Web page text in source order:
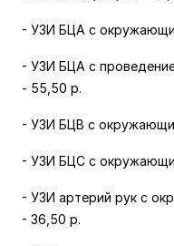
- УЗИ БЦА с
- УЗИ БЦА с
- 55,50 р.
- УЗИ БЦВ с
- УЗИ БЦС с
- УЗИ артерий рук с
- 36,50 р.